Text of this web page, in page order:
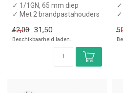
✓ 1/1GN, 65 mm diep
✓ Met 2 brandpastahouders
42,00
31,50
Beschikbaarheid laden..
✓
✓